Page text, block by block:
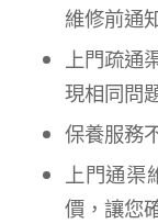
維修前通
上門疏通
現相同問
保養服務
上門通渠
價，讓您